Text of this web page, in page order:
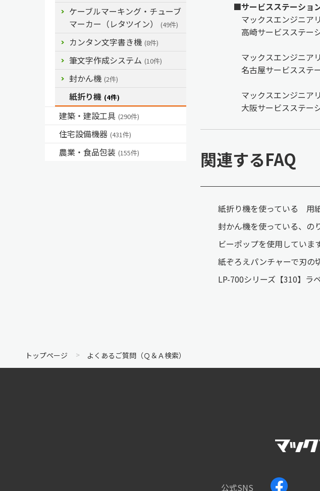
ケーブルマーキング・チューブ
マーカー（レタツイン）
(49件)
カンタン文字書き機 (8件)
筆文字作成システム (10件)
封かん機 (2件)
紙折り機 (4件)
建築・建設工具 (290件)
住宅設備機器 (431件)
農業・食品包装 (155件)
■サービスステーショ
マックスエンジニア
高崎サービスステ
マックスエンジニア
名古屋サービスステ
マックスエンジニア
大阪サービスステ
関連するFAQ
紙折り機を使っている 用
封かん機を使っている、の
ビーポップを使用していま
紙ぞろえパンチャーで刃の
LP-700シリーズ【310】ラ
トップページ よくあるご質問（Ｑ＆Ａ検索）
公式SNS